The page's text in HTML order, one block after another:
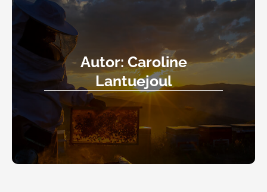
Autor: Caroline
Lantuejoul